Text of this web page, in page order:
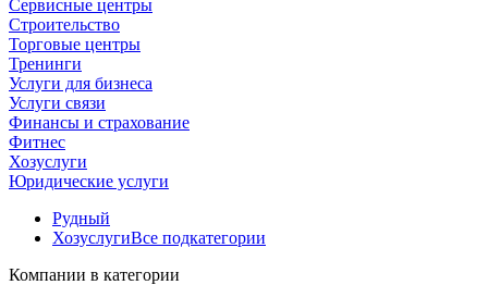
Сервисные центры
Строительство
Торговые центры
Тренинги
Услуги для бизнеса
Услуги связи
Финансы и страхование
Фитнес
Хозуслуги
Юридические услуги
Рудный
ХозуслугиВсе подкатегории
Компании в категории